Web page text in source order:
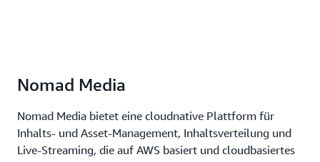
Nomad Media
Nomad Media bietet eine cloudnative Plattform für
Inhalts- und Asset-Management, Inhaltsverteilung und
Live-Streaming, die auf AWS basiert und cloudbasiertes